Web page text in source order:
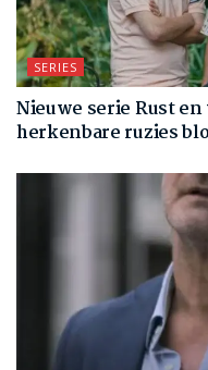
SERIES
Nieuwe serie Rust
herkenbare ruzies